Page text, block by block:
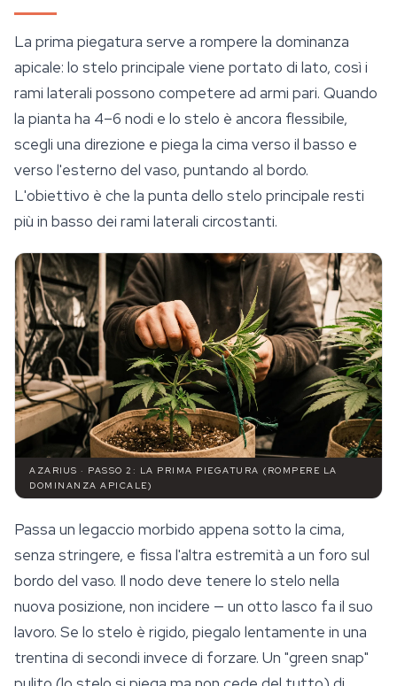
La prima piegatura serve a rompere la dominanza
apicale: lo stelo principale viene portato di lato, così i
rami laterali possono competere ad armi pari. Quando
la pianta ha 4–6 nodi e lo stelo è ancora flessibile,
scegli una direzione e piega la cima verso il basso e
verso l'esterno del vaso, puntando al bordo.
L'obiettivo è che la punta dello stelo principale resti
più in basso dei rami laterali circostanti.
AZARIUS · PASSO 2: LA PRIMA PIEGATURA (ROMPERE LA
DOMINANZA APICALE)
Passa un legaccio morbido appena sotto la cima,
senza stringere, e fissa l'altra estremità a un foro sul
bordo del vaso. Il nodo deve tenere lo stelo nella
nuova posizione, non incidere — un otto lasco fa il suo
lavoro. Se lo stelo è rigido, piegalo lentamente in una
trentina di secondi invece di forzare. Un "green snap"